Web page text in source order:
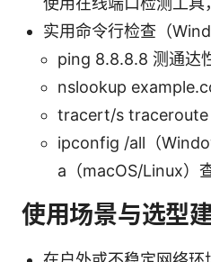
实用命令行检查（
ping 8.8.8.8 测通达
nslookup
tracert/s traceroute
ipconfig /all（
a（macOS/Linux）
使用场景与选型